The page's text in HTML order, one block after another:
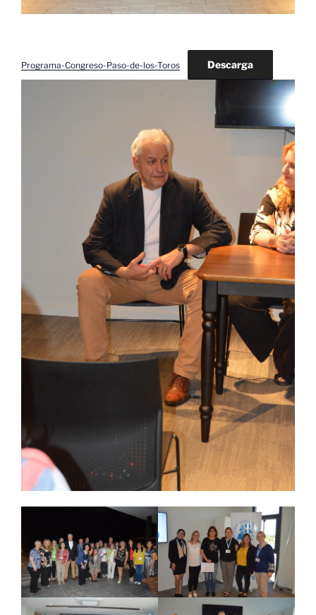
Programa-Congreso-Paso-de-los-Toros Descarga